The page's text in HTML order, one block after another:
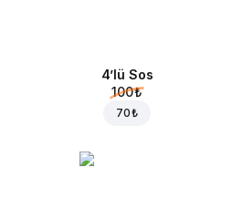
4’lü Sos
100 ₺
70 ₺